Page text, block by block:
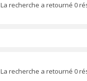
La recherche a retourné 0
La recherche a retourné 0